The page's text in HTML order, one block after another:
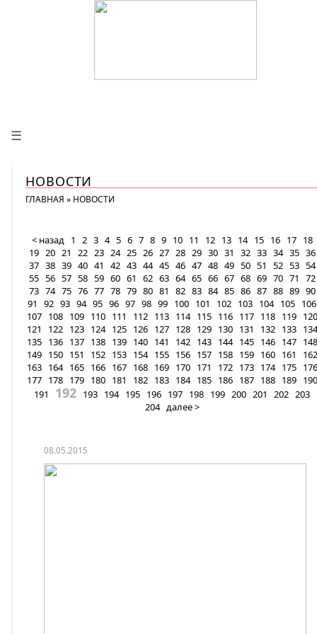
☰
НОВОСТИ
ГЛАВНАЯ » НОВОСТИ
< назад 1 2 3 4 5 6 7 8 9 10 11 12 13 14 15 16 17 18
19 20 21 22 23 24 25 26 27 28 29 30 31 32 33 34 35 36
37 38 39 40 41 42 43 44 45 46 47 48 49 50 51 52 53 54
55 56 57 58 59 60 61 62 63 64 65 66 67 68 69 70 71
72
73 74 75 76 77 78 79 80 81 82 83 84 85 86 87 88 89 90
91
92 93 94 95 96 97 98 99 100 101 102 103 104 105 106
107 108 109 110 111 112 113 114 115 116 117 118 119 120
121
122 123 124 125 126 127 128 129 130 131 132 133 134
135 136 137 138 139 140 141 142 143 144 145 146 147 148
149 150 151 152 153 154 155 156 157 158 159 160 161
162
163 164 165 166 167 168 169 170 171 172 173 174 175 176
177 178 179 180 181 182 183 184 185 186 187 188 189 190
191
192 193 194 195 196 197 198 199 200 201 202 203
204 далее >
08.05.2015